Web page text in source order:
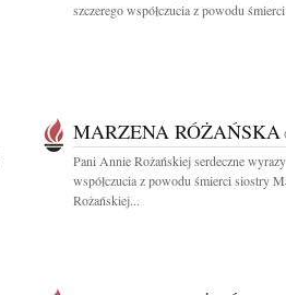
szczerego współczucia z powodu
MARZENA RÓŻAŃSKA
Pani Annie Rożańskiej serdeczne wyrazy
współczucia z powodu śmierci siostry
Rożańskiej...